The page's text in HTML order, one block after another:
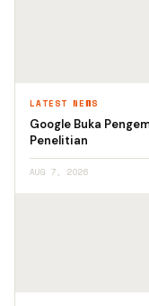
LATEST NEWS
Google Buka
Penelitian
AUG 7, 2026